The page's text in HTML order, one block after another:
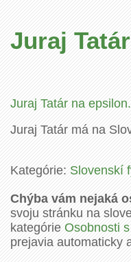
Juraj Tatár
Juraj Tatár na
Juraj Tatár má na
Kategórie:Slovenskí
Chýba vám nejaká
svoju stránku na
kategórieOsobnosti
prejavia automaticky